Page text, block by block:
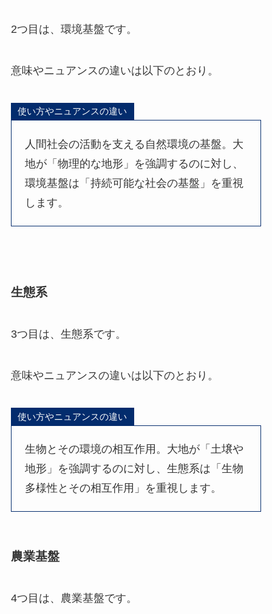
2つ目は、環境基盤です。
意味やニュアンスの違いは以下のとおり。
使い方やニュアンスの違い
人間社会の活動を支える自然環境の基盤。大
地が「物理的な地形」を強調するのに対し、
環境基盤は「持続可能な社会の基盤」を重視
します。
生態系
3つ目は、生態系です。
意味やニュアンスの違いは以下のとおり。
使い方やニュアンスの違い
生物とその環境の相互作用。大地が「土壌や
地形」を強調するのに対し、生態系は「生物
多様性とその相互作用」を重視します。
農業基盤
4つ目は、農業基盤です。